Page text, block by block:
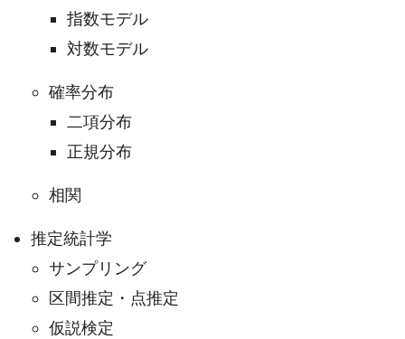
指数モデル
対数モデル
確率分布
二項分布
正規分布
相関
推定統計学
サンプリング
区間推定・点推定
仮説検定